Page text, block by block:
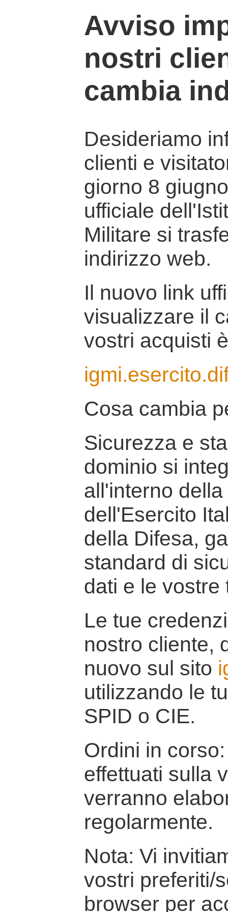
Avviso
nostri
cambia
Desideriamo
clienti e
giorno 8
ufficiale
Militare si
indirizzo web.
Il nuovo link
visualizzare il
vostri acquisti
Cosa cambia
Sicurezza e
dominio si
all'interno
dell'Esercito
della Difesa,
standard di
dati e le vostre
Le tue
nostro cliente,
nuovo sul sito
utilizzando le
SPID o CIE.
Ordini in
effettuati sulla
verranno
regolarmente.
Nota: Vi
vostri preferiti/
browser per